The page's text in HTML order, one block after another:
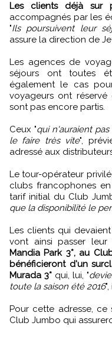
Les clients déjà
accompagnés par les
"Ils poursuivent leur
assure la direction de
Les agences de
séjours ont toutes
également le cas
voyageurs ont
sont pas encore partis.
Ceux "qui n'auraient
le faire très vite",
adressé aux
Le tour-opérateur
clubs francophones
tarif initial du Club
que la disponibilité le
Les clients qui
vont ainsi passer leur
Mandia Park 3*, au
bénéficieront d'un
Murada 3* qui, lui, "
toute la saison été 2016
Pour cette adresse,
Club Jumbo qui